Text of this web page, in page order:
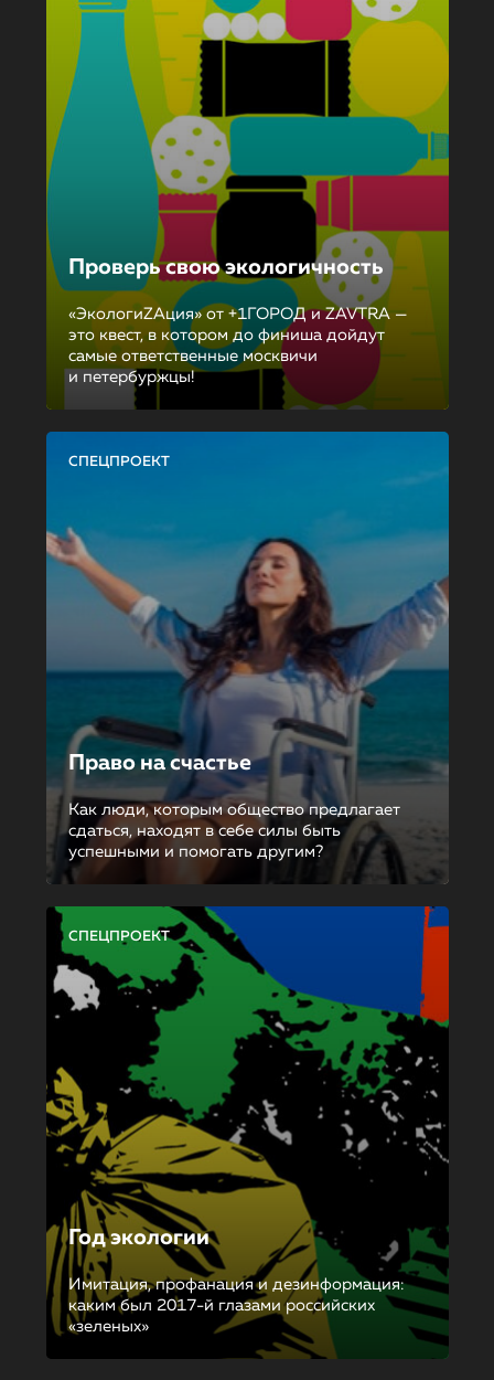
Проверь свою экологичность
«ЭкологиZAция» от +1ГОРОД и ZAVTRA —
это квест, в котором до финиша дойдут
самые ответственные москвичи
и петербуржцы!
СПЕЦПРОЕКТ
Право на счастье
Как люди, которым общество предлагает
сдаться, находят в себе силы быть
успешными и помогать другим?
СПЕЦПРОЕКТ
Год экологии
Имитация, профанация и дезинформация:
каким был 2017-й глазами российских
«зеленых»